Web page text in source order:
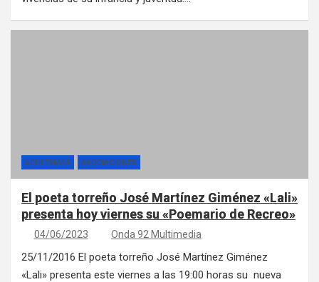
ACULTAMAR ASOCIACIONES
El poeta torreño José Martínez Giménez «Lali»
presenta hoy viernes su «Poemario de Recreo»
04/06/2023 Onda 92 Multimedia
25/11/2016 El poeta torreño José Martínez Giménez
«Lali» presenta este viernes a las 19:00 horas su nueva